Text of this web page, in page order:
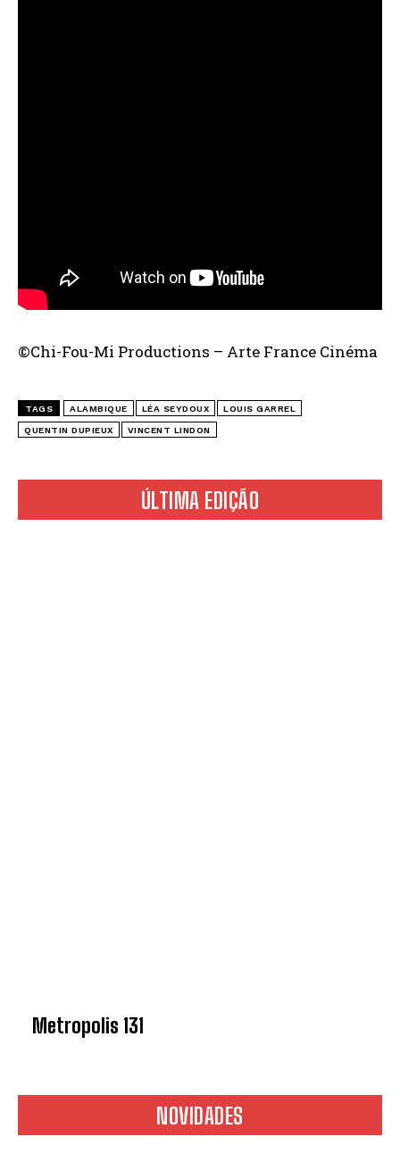
ÚLTIMA EDIÇÃO
Metropolis 131
NOVIDADES
©Chi-Fou-Mi Productions – Arte France Cinéma
TAGS ALAMBIQUE LÉA SEYDOUX LOUIS GARREL
QUENTIN DUPIEUX VINCENT LINDON